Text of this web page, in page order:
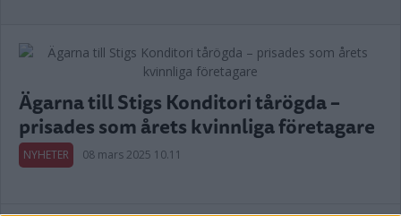
Ägarna till Stigs Konditori tårögda –
prisades som årets kvinnliga företagare
NYHETER 08 mars 2025 10.11